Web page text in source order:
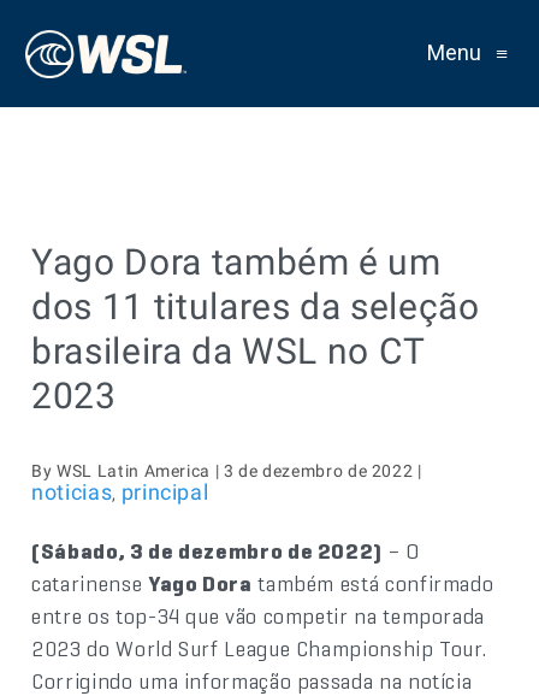
Menu ≡
Yago Dora também é um
dos 11 titulares da seleção
brasileira da WSL no CT
2023
By WSL Latin America | 3 de dezembro de 2022 |
noticias, principal
(Sábado, 3 de dezembro de 2022) – O
catarinense Yago Dora também está confirmado
entre os top-34 que vão competir na temporada
2023 do World Surf League Championship Tour.
Corrigindo uma informação passada na notícia